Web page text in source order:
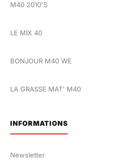
M40 2010'S
LE MIX 40
BONJOUR M40 WE
LA GRASSE MAT' M40
INFORMATIONS
Newsletter